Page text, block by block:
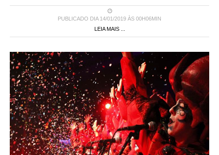
PUBLICADO DIA 14/01/2019 ÀS 00H06MIN
LEIA MAIS ...